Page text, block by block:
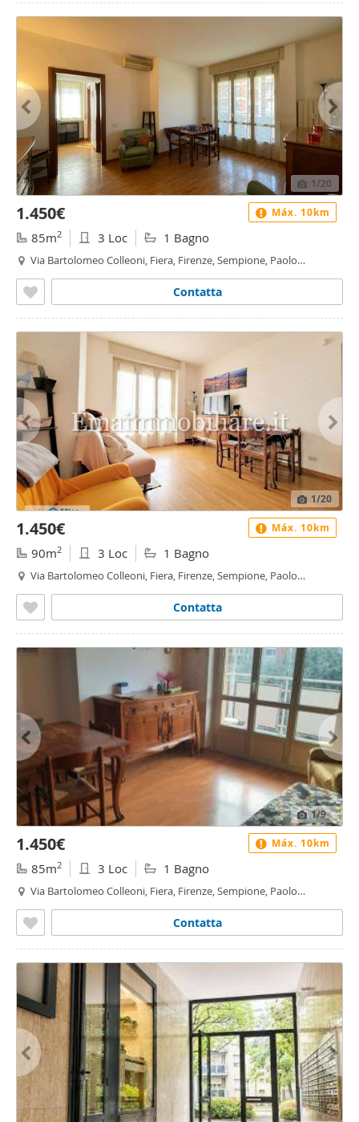
1/20
1.450€
85m2 3 Loc 1 Bagno
Via Bartolomeo Colleoni, Fiera, Firenze, Sempione, Paolo
Contatta
Máx. 10km
1/20
1.450€
90m2 3 Loc 1 Bagno
Via Bartolomeo Colleoni, Fiera, Firenze, Sempione, Paolo
Contatta
Máx. 10km
1/9
1.450€
85m2 3 Loc 1 Bagno
Via Bartolomeo Colleoni, Fiera, Firenze, Sempione, Paolo
Contatta
Máx. 10km